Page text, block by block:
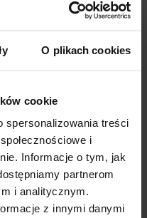
O plikach cookies
cookie
spersonalizowania treści
i
Informacje o tym, jak
partnerom
i analitycznym.
z innymi danymi